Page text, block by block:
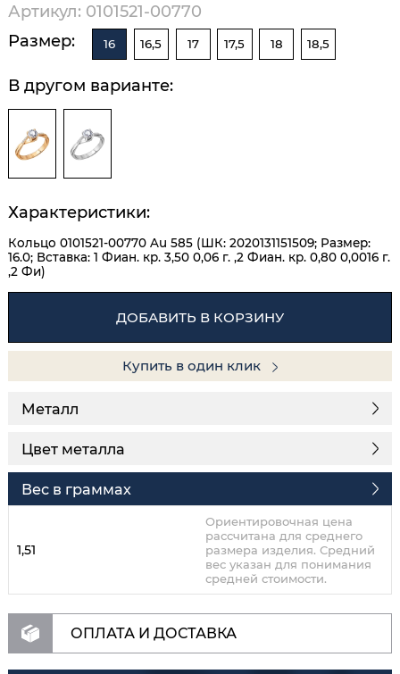
Артикул: 0101521-00770
Размер:
16 16,5 17 17,5 18 18,5
В другом варианте:
Характеристики:
Кольцо 0101521-00770 Au 585 (ШК: 2020131151509; Размер:
16.0; Вставка: 1 Фиан. кр. 3,50 0,06 г. ,2 Фиан. кр. 0,80 0,0016 г.
,2 Фи)
ДОБАВИТЬ В КОРЗИНУ
Купить в один клик
Металл
Цвет металла
Вес в граммах
1,51
Ориентировочная цена
рассчитана для среднего
размера изделия. Средний
вес указан для понимания
средней стоимости.
ОПЛАТА И ДОСТАВКА